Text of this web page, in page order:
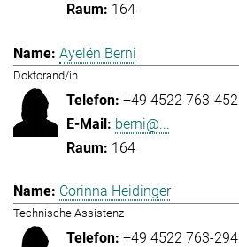
164
Ayelén Berni
Doktorand/in
+49 4522 763-452
berni@...
164
Corinna Heidinger
Technische Assistenz
+49 4522 763-294